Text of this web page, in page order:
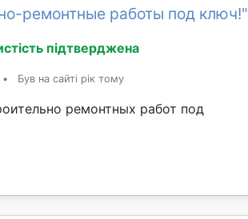
ремонтные работы под ключ!"
підтверджена
• Був на сайті рік тому
ремонтных работ под